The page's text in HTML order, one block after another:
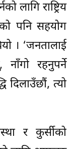
लागि राष्ट्रिय
पनि सहयोग
। ‘जनतालाई
रहनुपर्ने
दिलाउँछौं, त्यो
र कुर्सीको